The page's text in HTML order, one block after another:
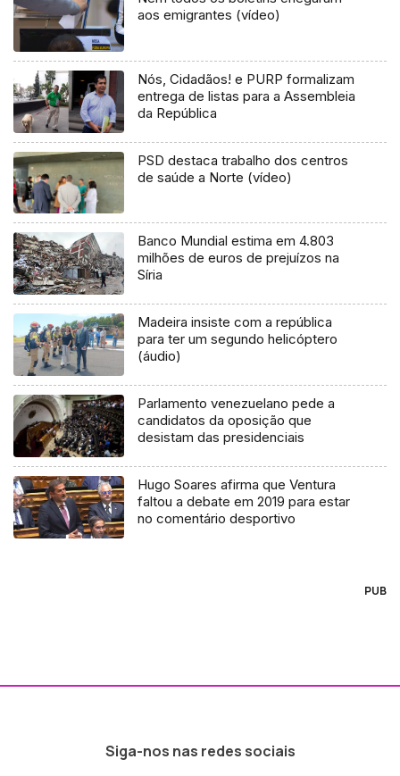
aos emigrantes (vídeo)
Nós, Cidadãos! e PURP formalizam
entrega de listas para a Assembleia
da República
PSD destaca trabalho dos centros
de saúde a Norte (vídeo)
Banco Mundial estima em 4.803
milhões de euros de prejuízos na
Síria
Madeira insiste com a república
para ter um segundo helicóptero
(áudio)
Parlamento venezuelano pede a
candidatos da oposição que
desistam das presidenciais
Hugo Soares afirma que Ventura
faltou a debate em 2019 para estar
no comentário desportivo
PUB
Siga-nos nas redes sociais